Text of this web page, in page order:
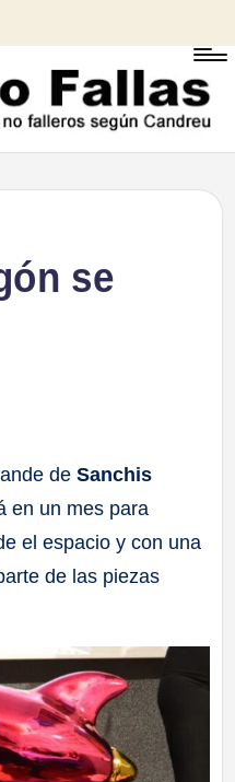
se
deSanchis
en un mes para
el espacio y con una
de las piezas